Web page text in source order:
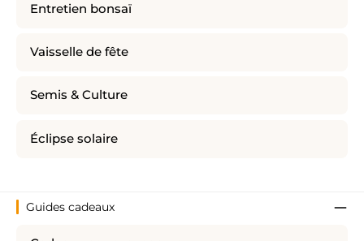
Entretien bonsaï
Vaisselle de fête
Semis & Culture
Éclipse solaire
Guides cadeaux